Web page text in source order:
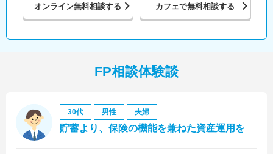
オンライン無料相談する カフェで無料相談する
FP相談体験談
30代 男性 夫婦
貯蓄より、保険の機能を兼ねた資産運用を